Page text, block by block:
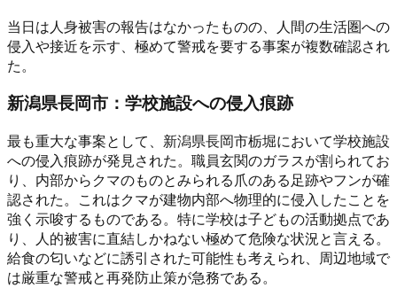
当日は人身被害の報告はなかったものの、人間の生活圏への
侵入や接近を示す、極めて警戒を要する事案が複数確認され
た。
新潟県長岡市：学校施設への侵入痕跡
最も重大な事案として、新潟県長岡市栃堀において学校施設
への侵入痕跡が発見された。職員玄関のガラスが割られてお
り、内部からクマのものとみられる爪のある足跡やフンが確
認された。これはクマが建物内部へ物理的に侵入したことを
強く示唆するものである。特に学校は子どもの活動拠点であ
り、人的被害に直結しかねない極めて危険な状況と言える。
給食の匂いなどに誘引された可能性も考えられ、周辺地域で
は厳重な警戒と再発防止策が急務である。